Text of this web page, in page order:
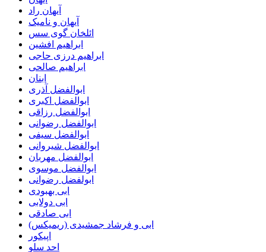
آیهان راد
آیهان و نامیک
ائلخان گوی سس
ابراهیم افشین
ابراهیم درزی حاجی
ابراهیم صالحی
ابنان
ابوالفضل آذری
ابوالفضل اکبری
ابوالفضل رزاقی
ابوالفضل رضوانی
ابوالفضل سیفی
ابوالفضل شیروانی
ابوالفضل مهربان
ابوالفضل موسوی
ابولفضل رضوانی
ابی بهبودی
ابی دولابی
ابی صادقی
ابی و فرشاد جمشیدی (ریمیکس)
اپیکور
احد سلو